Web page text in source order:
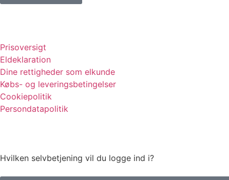
Prisoversigt
Eldeklaration
Dine rettigheder som elkunde
Købs- og leveringsbetingelser
Cookiepolitik
Persondatapolitik
Hvilken selvbetjening vil du logge ind i?